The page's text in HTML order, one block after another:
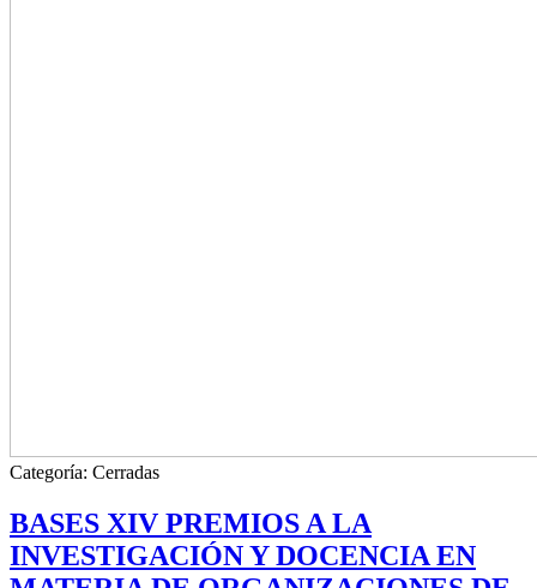
Categoría: Cerradas
BASES XIV PREMIOS A LA
INVESTIGACIÓN Y DOCENCIA EN